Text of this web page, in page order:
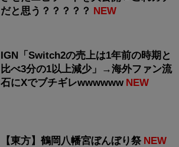
だと思う？？？？？ NEW
IGN「Switch2の売上は1年前の時期と
比べ3分の1以上減少」→海外ファン流
石にXでブチギレwwwwww NEW
【東方】鶴岡八幡宮ぼんぼり祭 NEW